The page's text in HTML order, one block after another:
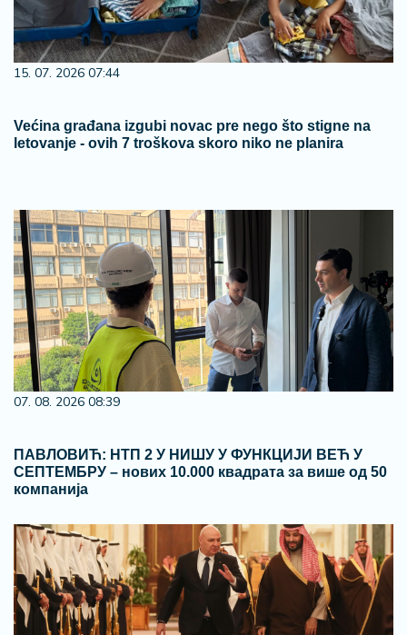
15. 07. 2026 07:44
Većina građana izgubi novac pre nego što stigne na
letovanje - ovih 7 troškova skoro niko ne planira
07. 08. 2026 08:39
ПАВЛОВИЋ: НТП 2 У НИШУ У ФУНКЦИЈИ ВЕЋ У
СЕПТЕМБРУ – нових 10.000 квадрата за више од 50
компанија